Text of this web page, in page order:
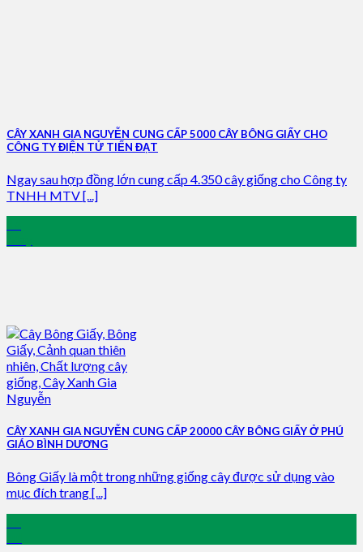
CÂY XANH GIA NGUYỄN CUNG CẤP 5000 CÂY BÔNG GIẤY CHO
CÔNG TY ĐIỆN TỬ TIẾN ĐẠT
Ngay sau hợp đồng lớn cung cấp 4.350 cây giống cho Công ty
TNHH MTV [...]
CÂY XANH GIA NGUYỄN CUNG CẤP 20000 CÂY BÔNG GIẤY Ở PHÚ
GIÁO BÌNH DƯƠNG
Bông Giấy là một trong những giống cây được sử dụng vào
mục đích trang [...]